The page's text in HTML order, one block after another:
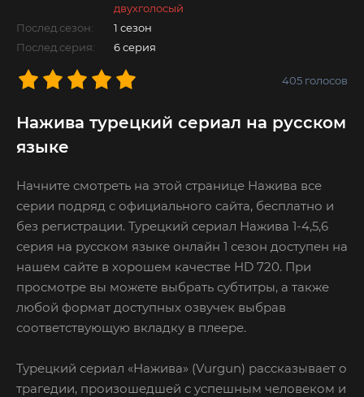
двухголосый
Послед.сезон:
1 сезон
Послед.серия:
6 серия
405 голосов
Нажива турецкий сериал на русском
языке
Начните смотреть на этой странице Нажива все
серии подряд с официального сайта, бесплатно и
без регистрации. Турецкий сериал Нажива 1-4,5,6
серия на русском языке онлайн 1 сезон доступен на
нашем сайте в хорошем качестве HD 720. При
просмотре вы можете выбрать субтитры, а также
любой формат доступных озвучек выбрав
соответствующую вкладку в плеере.
Турецкий сериал «Нажива» (Vurgun) рассказывает о
трагедии, произошедшей с успешным человеком и